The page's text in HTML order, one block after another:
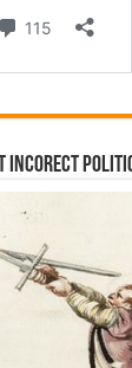
Incorect